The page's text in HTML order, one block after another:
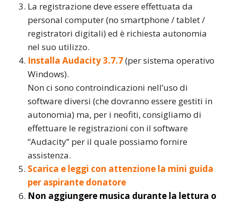
La registrazione deve essere effettuata da
personal computer (no smartphone / tablet /
registratori digitali) ed è richiesta autonomia
nel suo utilizzo.
Installa Audacity 3.7.7(per sistema operativo
Windows).
Non ci sono controindicazioni nell’uso di
software diversi (che dovranno essere gestiti in
autonomia) ma, per i neofiti, consigliamo di
effettuare le registrazioni con il software
“Audacity” per il quale possiamo fornire
assistenza.
Scarica e leggi con attenzione la mini guida
per aspirante donatore
Non aggiungere musica durante la lettura o